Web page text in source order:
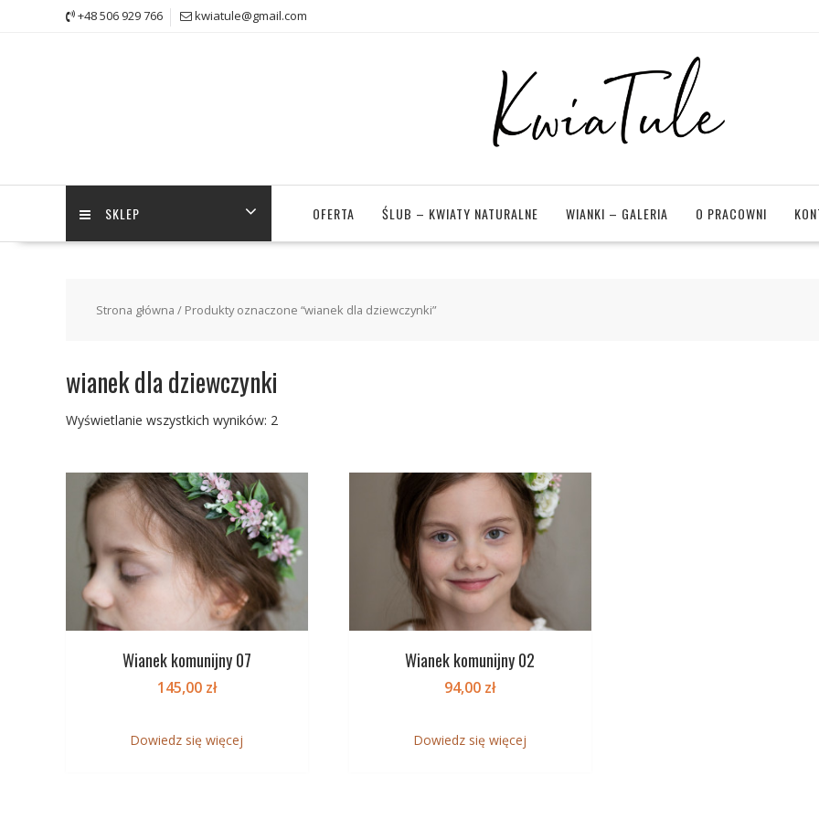
+48 506 929 766 kwiatule@gmail.com
SKLEP OFERTA ŚLUB – KWIATY NATURALNE WIANKI – GALERIA O PRACOWNI
Strona główna / Produkty oznaczone “wianek dla dziewczynki”
wianek dla dziewczynki
Wyświetlanie wszystkich wyników: 2
Wianek komunijny 07
145,00 zł
Dowiedz się więcej
Wianek komunijny 02
94,00 zł
Dowiedz się więcej